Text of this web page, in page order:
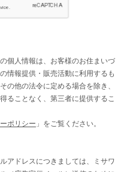
個人情報は、お客様のお住まいづ
情報提供・販売活動に利用するも
の他の法令に定める場合を除き、
ることなく、第三者に提供するこ
ポリシー 」をご覧ください。
アドレスにつきましては、ミサワ